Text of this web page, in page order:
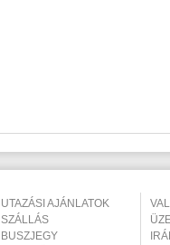
UTAZÁSI AJÁNLATOK
SZÁLLÁS
BUSZJEGY